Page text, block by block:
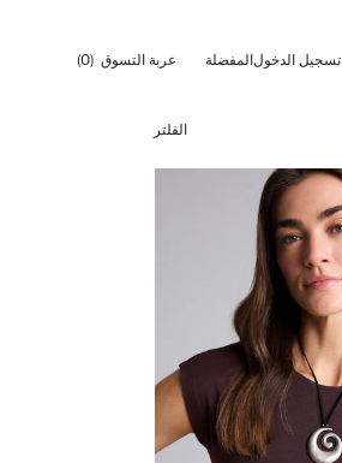
تسجيل الدخولالمفضلة عربة التسوق (0)
الفلتر